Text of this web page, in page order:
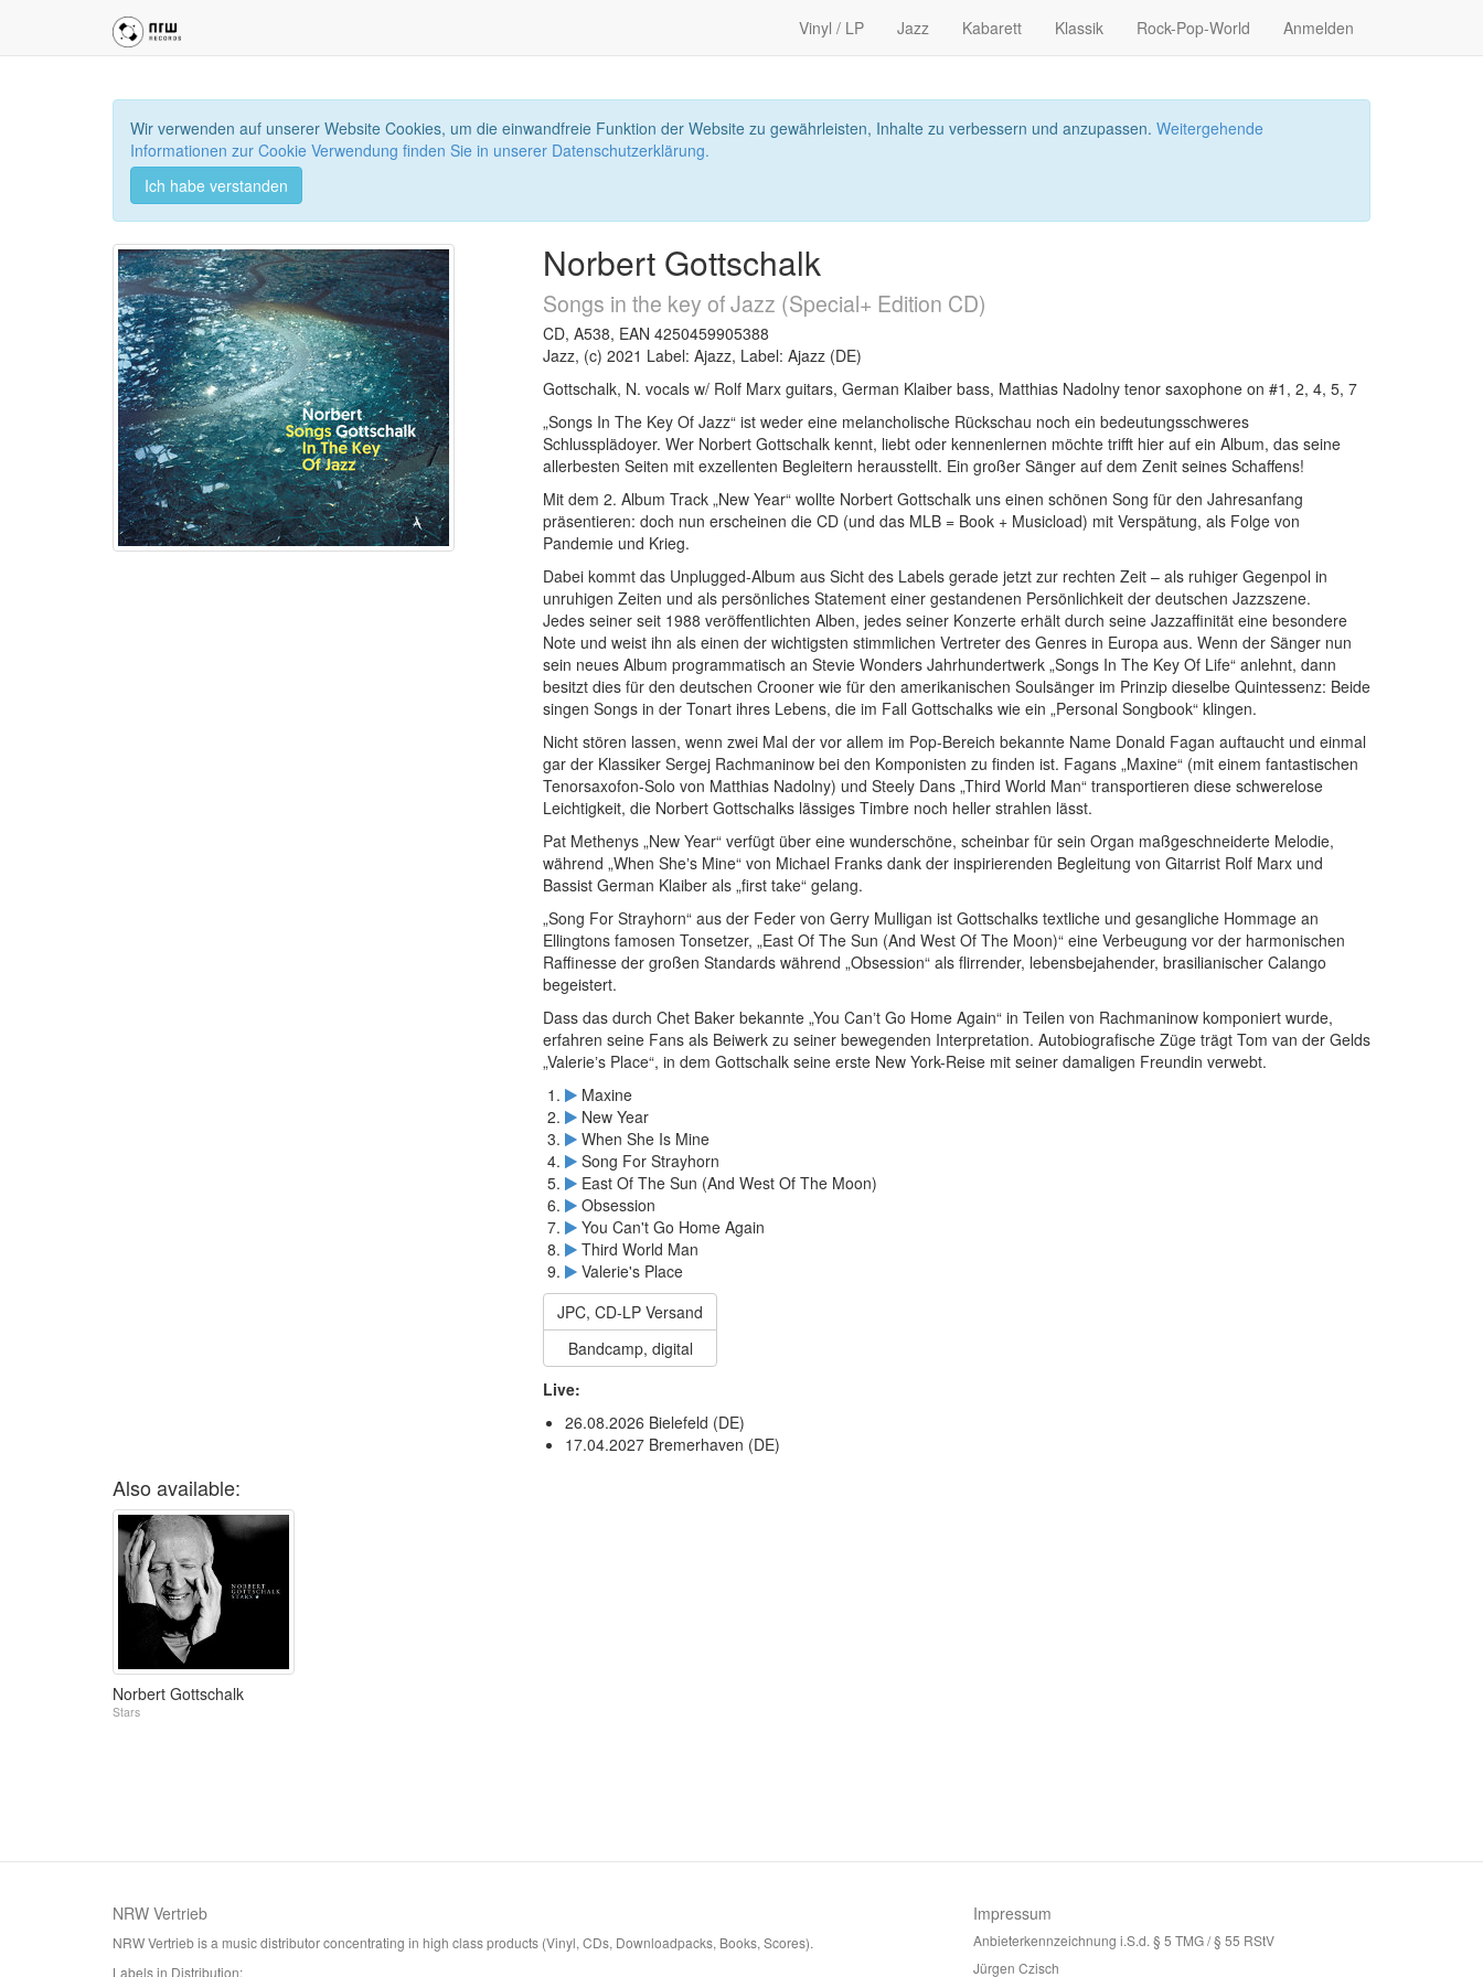
Vinyl / LP Jazz Kabarett Klassik Rock-Pop-World Anmelden
Wir verwenden auf unserer Website Cookies, um die einwandfreie Funktion der Website zu gewährleisten, Inhalte zu verbessern und anzupassen. Weitergehende
Informationen zur Cookie Verwendung finden Sie in unserer Datenschutzerklärung.
Ich habe verstanden
Norbert Gottschalk
Songs in the key of Jazz (Special+ Edition CD)
CD, A538, EAN 4250459905388
Jazz, (c) 2021 Label: Ajazz, Label: Ajazz (DE)
Gottschalk, N. vocals w/ Rolf Marx guitars, German Klaiber bass, Matthias Nadolny tenor saxophone on #1, 2, 4, 5, 7
„Songs In The Key Of Jazz“ ist weder eine melancholische Rückschau noch ein bedeutungsschweres
Schlussplädoyer. Wer Norbert Gottschalk kennt, liebt oder kennenlernen möchte trifft hier auf ein Album, das seine
allerbesten Seiten mit exzellenten Begleitern herausstellt. Ein großer Sänger auf dem Zenit seines Schaffens!
Mit dem 2. Album Track „New Year“ wollte Norbert Gottschalk uns einen schönen Song für den Jahresanfang
präsentieren: doch nun erscheinen die CD (und das MLB = Book + Musicload) mit Verspätung, als Folge von
Pandemie und Krieg.
Dabei kommt das Unplugged-Album aus Sicht des Labels gerade jetzt zur rechten Zeit – als ruhiger Gegenpol in
unruhigen Zeiten und als persönliches Statement einer gestandenen Persönlichkeit der deutschen Jazzszene.
Jedes seiner seit 1988 veröffentlichten Alben, jedes seiner Konzerte erhält durch seine Jazzaffinität eine besondere
Note und weist ihn als einen der wichtigsten stimmlichen Vertreter des Genres in Europa aus. Wenn der Sänger nun
sein neues Album programmatisch an Stevie Wonders Jahrhundertwerk „Songs In The Key Of Life“ anlehnt, dann
besitzt dies für den deutschen Crooner wie für den amerikanischen Soulsänger im Prinzip dieselbe Quintessenz: Beide
singen Songs in der Tonart ihres Lebens, die im Fall Gottschalks wie ein „Personal Songbook“ klingen.
Nicht stören lassen, wenn zwei Mal der vor allem im Pop-Bereich bekannte Name Donald Fagan auftaucht und einmal
gar der Klassiker Sergej Rachmaninow bei den Komponisten zu finden ist. Fagans „Maxine“ (mit einem fantastischen
Tenorsaxofon-Solo von Matthias Nadolny) und Steely Dans „Third World Man“ transportieren diese schwerelose
Leichtigkeit, die Norbert Gottschalks lässiges Timbre noch heller strahlen lässt.
Pat Methenys „New Year“ verfügt über eine wunderschöne, scheinbar für sein Organ maßgeschneiderte Melodie,
während „When Sheʼs Mine“ von Michael Franks dank der inspirierenden Begleitung von Gitarrist Rolf Marx und
Bassist German Klaiber als „first take“ gelang.
„Song For Strayhorn“ aus der Feder von Gerry Mulligan ist Gottschalks textliche und gesangliche Hommage an
Ellingtons famosen Tonsetzer, „East Of The Sun (And West Of The Moon)“ eine Verbeugung vor der harmonischen
Raffinesse der großen Standards während „Obsession“ als flirrender, lebensbejahender, brasilianischer Calango
begeistert.
Dass das durch Chet Baker bekannte „You Canʼt Go Home Again“ in Teilen von Rachmaninow komponiert wurde,
erfahren seine Fans als Beiwerk zu seiner bewegenden Interpretation. Autobiografische Züge trägt Tom van der Gelds
„Valerieʼs Place“, in dem Gottschalk seine erste New York-Reise mit seiner damaligen Freundin verwebt.
Maxine
New Year
When She Is Mine
Song For Strayhorn
East Of The Sun (And West Of The Moon)
Obsession
You Can't Go Home Again
Third World Man
Valerie's Place
JPC, CD-LP Versand
Bandcamp, digital
Live:
26.08.2026 Bielefeld (DE)
17.04.2027 Bremerhaven (DE)
Also available:
Norbert Gottschalk
Stars
NRW Vertrieb
NRW Vertrieb is a music distributor concentrating in high class products (Vinyl, CDs, Downloadpacks, Books, Scores).
Labels in Distribution:
Impressum
Anbieterkennzeichnung i.S.d. § 5 TMG / § 55 RStV
Jürgen Czisch